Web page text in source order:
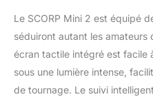
Le SCORP Mini 2 est équipé
séduiront autant les amateurs
écran tactile intégré est facile
sous une lumière intense,
de tournage. Le suivi